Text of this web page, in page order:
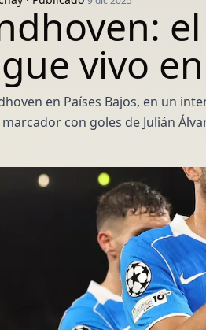
vivo
en Países Bajos, en un
con goles de Julián